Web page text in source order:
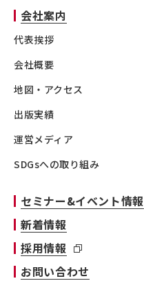
会社案内
代表挨拶
会社概要
地図・アクセス
出版実績
運営メディア
SDGsへの取り組み
セミナー&イベント情報
新着情報
採用情報
お問い合わせ